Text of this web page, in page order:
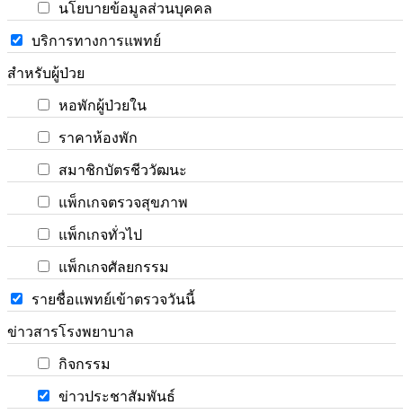
นโยบายข้อมูลส่วนบุคคล
บริการทางการแพทย์
สำหรับผู้ป่วย
หอพักผู้ป่วยใน
ราคาห้องพัก
สมาชิกบัตรชีววัฒนะ
แพ็กเกจตรวจสุขภาพ
แพ็กเกจทั่วไป
แพ็กเกจศัลยกรรม
รายชื่อแพทย์เข้าตรวจวันนี้
ข่าวสารโรงพยาบาล
กิจกรรม
ข่าวประชาสัมพันธ์